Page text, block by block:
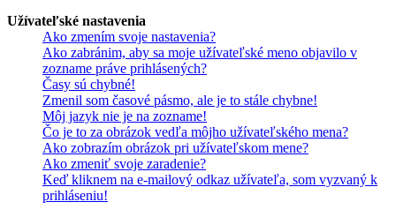
Užívateľské nastavenia
Ako zmením svoje nastavenia?
Ako zabránim, aby sa moje užívateľské meno objavilo v
zozname práve prihlásených?
Časy sú chybné!
Zmenil som časové pásmo, ale je to stále chybne!
Môj jazyk nie je na zozname!
Čo je to za obrázok vedľa môjho užívateľského mena?
Ako zobrazím obrázok pri užívateľskom mene?
Ako zmeniť svoje zaradenie?
Keď kliknem na e-mailový odkaz užívateľa, som vyzvaný k
prihláseniu!